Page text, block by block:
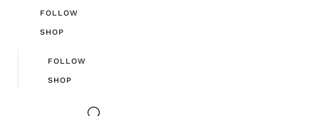
FOLLOW
SHOP
FOLLOW
SHOP